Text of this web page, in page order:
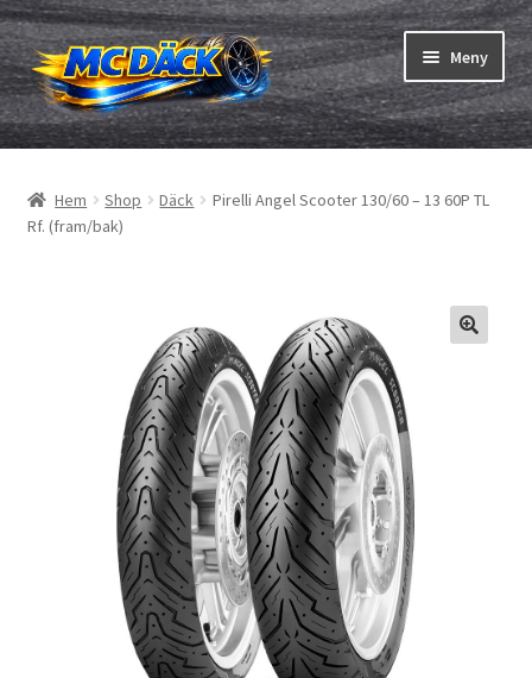
Hoppa
till
navigering
Hoppa
till
innehåll
Meny
Däck
Slangar & fälgband
Hem Shop Däck
Pirelli Angel Scooter 130/60 – 13 60P TL
Rf. (fram/bak)